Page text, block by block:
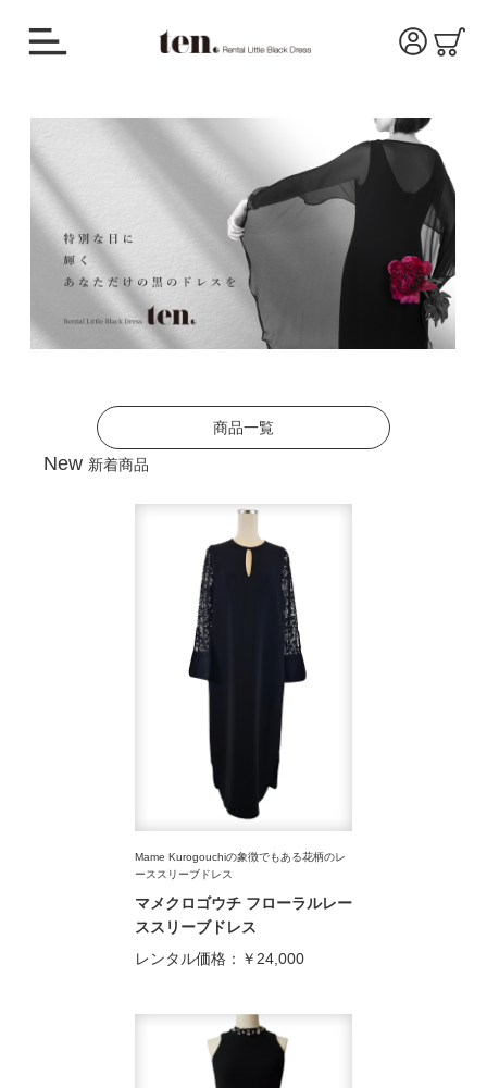
商品一覧
New 新着商品
Mame Kurogouchiの象徴でもある花柄のレ
ーススリーブドレス
マメクロゴウチ フローラルレー
ススリーブドレス
レンタル価格： ￥24,000